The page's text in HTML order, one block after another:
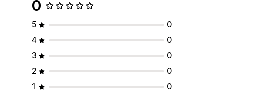
0
5
0
4
0
3
0
2
0
1
0